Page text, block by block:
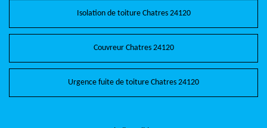
Isolation de toiture Chatres 24120
Couvreur Chatres 24120
Urgence fuite de toiture Chatres 24120